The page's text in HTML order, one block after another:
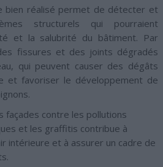
bien réalisé permet de détecter et
structurels qui pourraient
et la salubrité du bâtiment. Par
fissures et des joints dégradés
qui peuvent causer des dégâts
et favoriser le développement de
façades contre les pollutions
et les graffitis contribue à
intérieure et à assurer un cadre de